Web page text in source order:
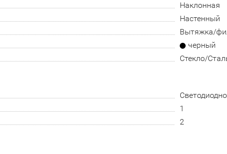
Наклонная
Настенный
Вытяжка/
черный
Стекло/
1
2